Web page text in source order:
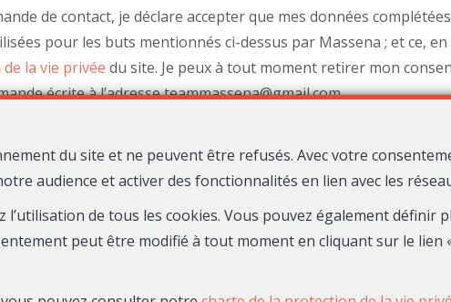
de contact, je déclare accepter que mes données
pour les buts mentionnés ci-dessus par Massena ; et ce, en
la vie privée du site. Je peux à tout moment retirer mon
écrite à l’adresse teammassena@gmail.com.
Envoyer
du site et ne peuvent être refusés. Avec votre
audience et activer des fonctionnalités en lien avec les
de tous les cookies. Vous pouvez également définir
peut être modifié à tout moment en cliquant sur le lien
Maison Massena 9 Avenue Gustave V
06000 Nice